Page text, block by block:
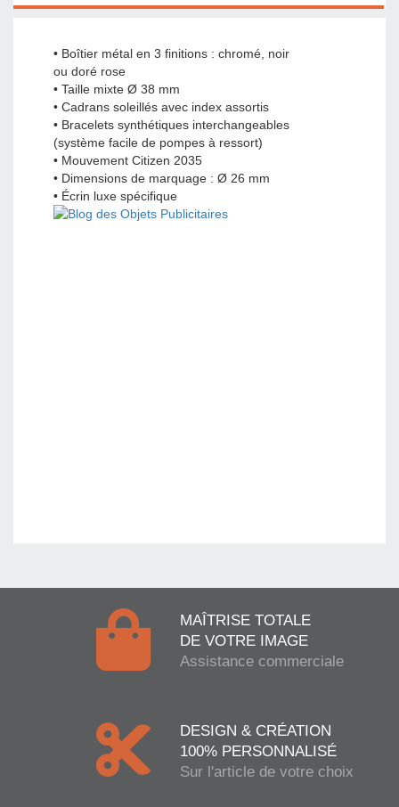
• Boîtier métal en 3 finitions : chromé, noir
ou doré rose
• Taille mixte Ø 38 mm
• Cadrans soleillés avec index assortis
• Bracelets synthétiques interchangeables
(système facile de pompes à ressort)
• Mouvement Citizen 2035
• Dimensions de marquage : Ø 26 mm
• Écrin luxe spécifique
MAÎTRISE TOTALE
DE VOTRE IMAGE
Assistance commerciale
DESIGN & CRÉATION
100% PERSONNALISÉ
Sur l'article de votre choix